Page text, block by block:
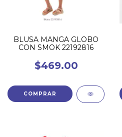
BLUSA MANGA GLOBO
CON SMOK 22192816
$469.00
COMPRAR